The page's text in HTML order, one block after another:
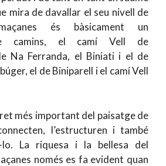
mira de davallar el seu nivell de
és bàsicament un
camins, el camí Vell de
Na Ferranda, el Biniati i el de
el de Biniparell i el camí Vell
més important del paisatge de
l’estructuren i també
lo. La riquesa i la bellesa del
només es fa evident quan